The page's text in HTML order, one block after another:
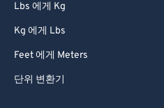
Lbs 에게 Kg
Kg 에게 Lbs
Feet 에게 Meters
단위 변환기